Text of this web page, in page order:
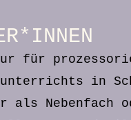
für
in
als Nebenfach